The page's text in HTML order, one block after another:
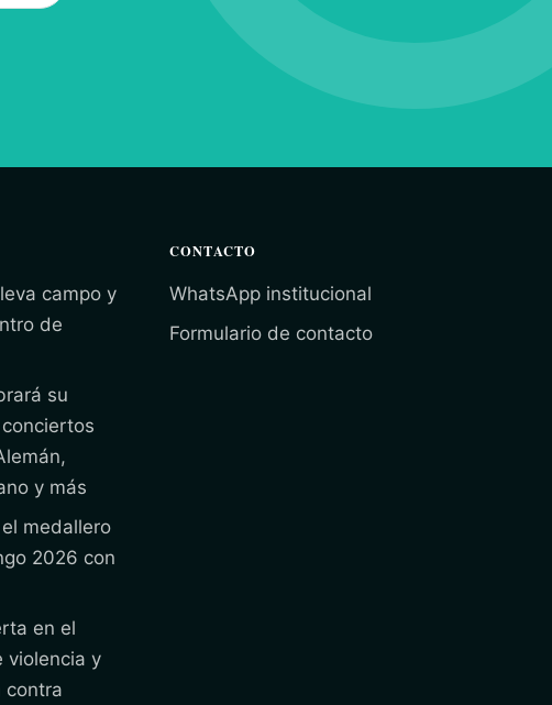
campo y
de
su
y más
medallero
2026 con
en el
violencia y
contra
CONTACTO
WhatsApp institucional
Formulario de contacto